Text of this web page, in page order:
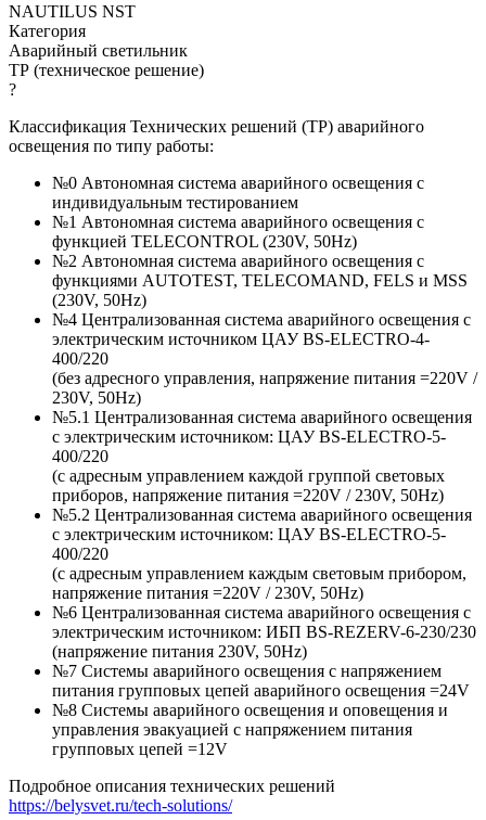
NAUTILUS NST
Категория
Аварийный светильник
ТР (техническое решение)
?
Классификация Технических решений (ТР) аварийного
освещения по типу работы:
№0 Автономная система аварийного освещения с
индивидуальным тестированием
№1 Автономная система аварийного освещения с
функцией TELECONTROL (230V, 50Hz)
№2 Автономная система аварийного освещения с
функциями AUTOTEST, TELECOMAND, FELS и MSS
(230V, 50Hz)
№4 Централизованная система аварийного освещения с
электрическим источником ЦАУ BS-ELECTRO-4-
400/220
(без адресного управления, напряжение питания =220V /
230V, 50Hz)
№5.1 Централизованная система аварийного освещения
с электрическим источником: ЦАУ BS-ELEСTRO-5-
400/220
(c адресным управлением каждой группой световых
приборов, напряжение питания =220V / 230V, 50Hz)
№5.2 Централизованная система аварийного освещения
с электрическим источником: ЦАУ BS-ELEСTRO-5-
400/220
(c адресным управлением каждым световым прибором,
напряжение питания =220V / 230V, 50Hz)
№6 Централизованная система аварийного освещения с
электрическим источником: ИБП BS-REZERV-6-230/230
(напряжение питания 230V, 50Hz)
№7 Системы аварийного освещения с напряжением
питания групповых цепей аварийного освещения =24V
№8 Системы аварийного освещения и оповещения и
управления эвакуацией с напряжением питания
групповых цепей =12V
Подробное описания технических решений
https://belysvet.ru/tech-solutions/